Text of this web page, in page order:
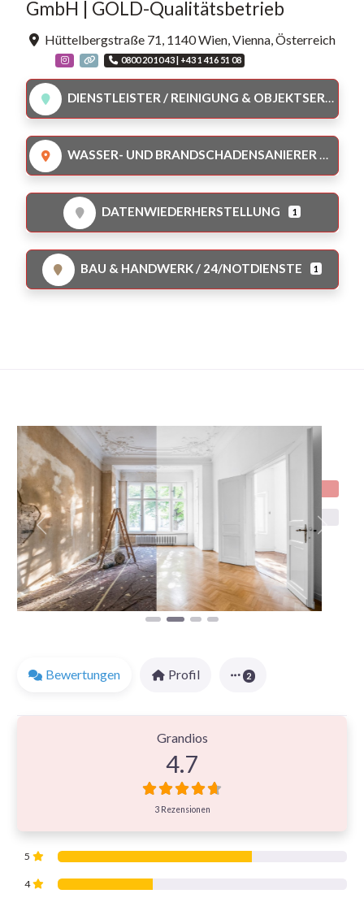
GmbH | GOLD-Qualitätsbetrieb
Hüttelbergstraße 71 1140Wien, Vienna, Österreich
0800 20 10 43 | +43 1 416 51 08
DIENSTLEISTER / REINIGUNG & OBJEKTSERVICE
WASSER- UND BRANDSCHADENSANIERER
DATENWIEDERHERSTELLUNG 1
BAU & HANDWERK / 24/NOTDIENSTE 1
Jetzt bewerten!
Favorit
Vorheriges
Bewertungen Profil 2
Grandios
4.7
3 Rezensionen
5
4